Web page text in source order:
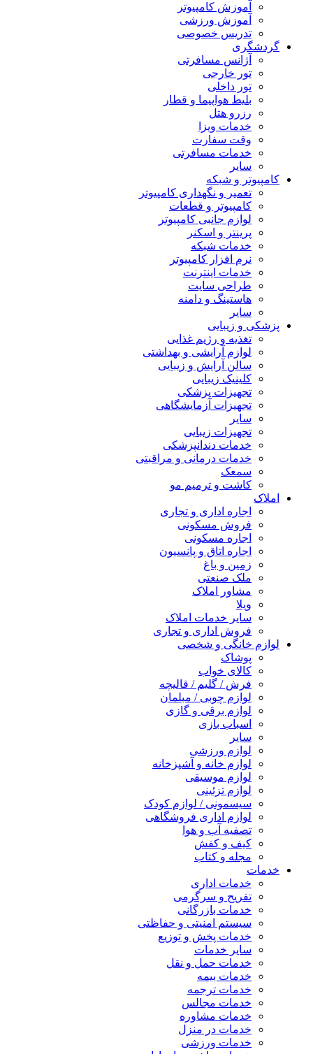
آموزش کامپیوتر
آموزش ورزشی
تدریس خصوصی
گردشگری
آژانس مسافرتی
تور خارجی
تور داخلی
بلیط هواپیما و قطار
رزرو هتل
خدمات ویزا
وقت سفارت
خدمات مسافرتی
سایر
کامپیوتر و شبکه
تعمیر و نگهداری کامپیوتر
کامپیوتر و قطعات
لوازم جانبی کامپیوتر
پرینتر و اسکنر
خدمات شبکه
نرم افزار کامپیوتر
خدمات اینترنت
طراحی سایت
هاستینگ و دامنه
سایر
پزشکی و زیبایی
تغذیه و رژیم غذایی
لوازم آرایشی و بهداشتی
سالن آرایش و زیبایی
کلینیک زیبایی
تجهیزات پزشکی
تجهیزات آزمایشگاهی
سایر
تجهیزات زیبایی
خدمات دندانپزشکی
خدمات درمانی و مراقبتی
سمعک
کاشت و ترمیم مو
املاک
اجاره اداری و تجاری
فروش مسکونی
اجاره مسکونی
اجاره اتاق و پانسیون
زمین و باغ
ملک صنعتی
مشاور املاک
ویلا
سایر خدمات املاک
فروش اداری و تجاری
لوازم خانگی و شخصی
پوشاک
کالای خواب
فرش / گلیم / قالیچه
لوازم چوبی / مبلمان
لوازم برقی و گازی
اسباب بازی
سایر
لوازم ورزشی
لوازم خانه و آشپزخانه
لوازم موسیقی
لوازم تزئینی
سیسمونی / لوازم کودک
لوازم اداری فروشگاهی
تصفیه آب و هوا
کیف و کفش
مجله و کتاب
خدمات
خدمات اداری
تفریح و سرگرمی
خدمات بازرگانی
سیستم امنیتی و حفاظتی
خدمات پخش و توزیع
سایر خدمات
خدمات حمل و نقل
خدمات بیمه
خدمات ترجمه
خدمات مجالس
خدمات مشاوره
خدمات در منزل
خدمات ورزشی